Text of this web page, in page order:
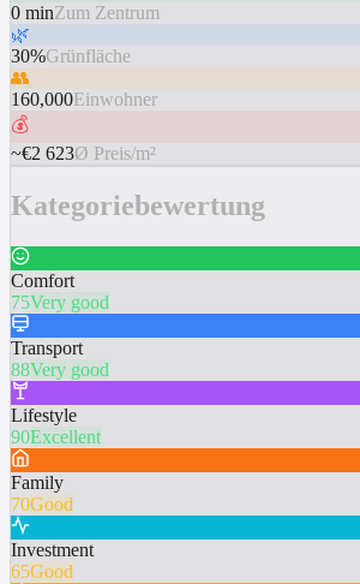
0 minZum Zentrum
🌿
30%Grünfläche
👥
160,000Einwohner
💰
~€2 623Ø Preis/m²
Kategoriebewertung
Comfort
75Very good
Transport
88Very good
Lifestyle
90Excellent
Family
70Good
Investment
65Good